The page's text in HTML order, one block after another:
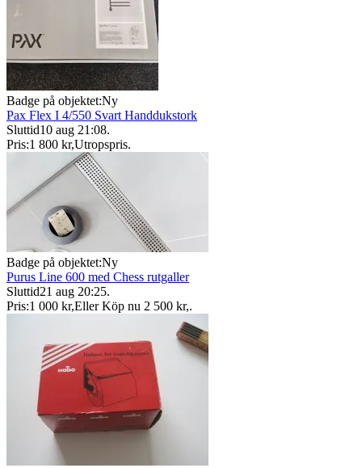
Badge på objektet:Ny
Pax Flex I 4/550 Svart Handdukstork
Sluttid10 aug 21:08.
Pris:1 800 kr,Utropspris.
Badge på objektet:Ny
Purus Line 600 med Chess rutgaller
Sluttid21 aug 20:25.
Pris:1 000 kr,Eller Köp nu 2 500 kr,.